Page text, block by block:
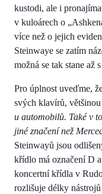
kustodi, ale i
v kuloárech o
více než o jejich
Steinwaye se zatím
možná se tak stane až
Pro úplnost uveďme,
svých klavírů,
u automobilů. Také v
jiné značení než
Steinwayů jsou
křídlo má označení D
koncertní křídla v
rozlišuje délky